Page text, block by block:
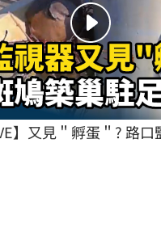
】又見＂孵蛋＂? 路